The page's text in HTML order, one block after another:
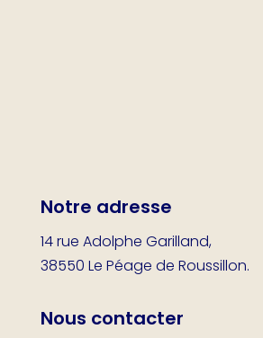
Notre adresse
14 rue Adolphe Garilland,
38550 Le Péage de Roussillon.
Nous contacter